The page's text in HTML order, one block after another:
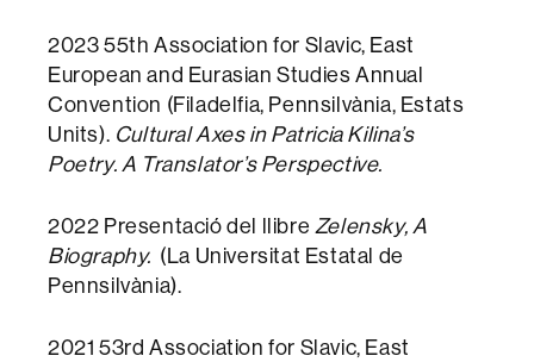
2023 55th Association for Slavic, East
European and Eurasian Studies Annual
Convention (Filadelfia, Pennsilvània, Estats
Units). Cultural Axes in Patricia Kilina’s
Poetry. A Translator’s Perspective.
2022 Presentació del llibre Zelensky, A
Biography. (La Universitat Estatal de
Pennsilvània).
2021 53rd Association for Slavic, East